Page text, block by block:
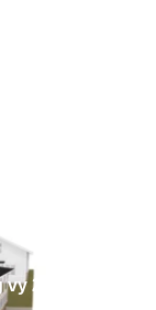
2